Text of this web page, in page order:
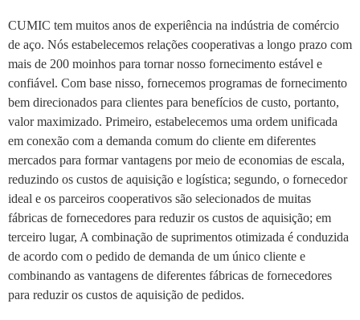
CUMIC tem muitos anos de experiência na indústria de comércio
de aço. Nós estabelecemos relações cooperativas a longo prazo com
mais de 200 moinhos para tornar nosso fornecimento estável e
confiável. Com base nisso, fornecemos programas de fornecimento
bem direcionados para clientes para benefícios de custo, portanto,
valor maximizado. Primeiro, estabelecemos uma ordem unificada
em conexão com a demanda comum do cliente em diferentes
mercados para formar vantagens por meio de economias de escala,
reduzindo os custos de aquisição e logística; segundo, o fornecedor
ideal e os parceiros cooperativos são selecionados de muitas
fábricas de fornecedores para reduzir os custos de aquisição; em
terceiro lugar, A combinação de suprimentos otimizada é conduzida
de acordo com o pedido de demanda de um único cliente e
combinando as vantagens de diferentes fábricas de fornecedores
para reduzir os custos de aquisição de pedidos.